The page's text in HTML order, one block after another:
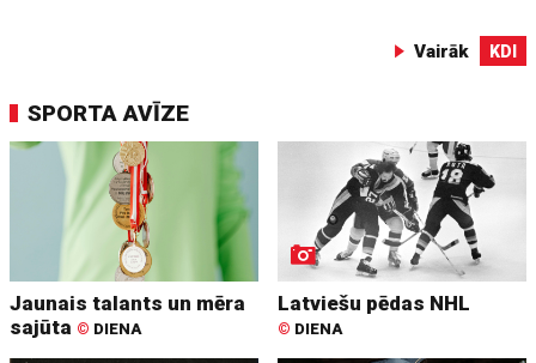
Vairāk KDI
SPORTA AVĪZE
Jaunais talants un mēra
sajūta © DIENA
Latviešu pēdas NHL
© DIENA